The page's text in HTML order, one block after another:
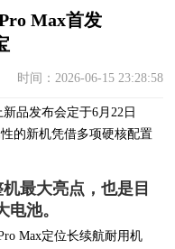
Max首发
时间：2026-06-15 23:28:58
品发布会定于6月22日
的新机凭借多项硬核配置
最大亮点，也是目
池。
Max定位长续航耐用机